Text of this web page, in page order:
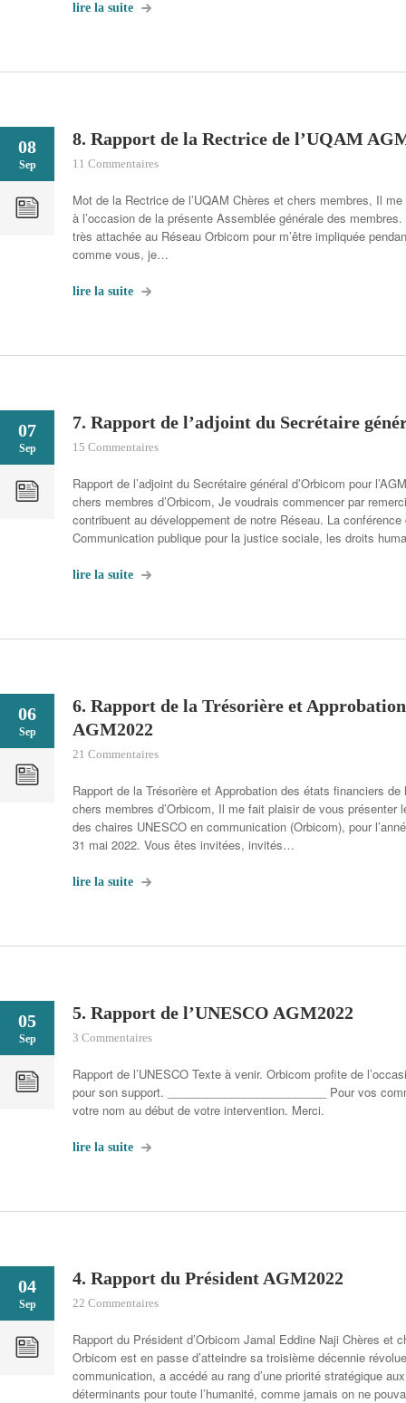
lire la suite
08
Sep
8. Rapport de la Rectrice de l’UQAM
11 Commentaires
Mot de la Rectrice de l’UQAM Chères et chers membres, Il
à l’occasion de la présente Assemblée générale des
très attachée au Réseau Orbicom pour m’être impliquée
comme vous, je…
lire la suite
07
Sep
7. Rapport de l’adjoint du Secrétaire
15 Commentaires
Rapport de l’adjoint du Secrétaire général d’Orbicom pour
chers membres d’Orbicom, Je voudrais commencer par
contribuent au développement de notre Réseau. La
Communication publique pour la justice sociale, les droits
lire la suite
06
Sep
6. Rapport de la Trésorière et
AGM2022
21 Commentaires
Rapport de la Trésorière et Approbation des états financiers de
chers membres d’Orbicom, Il me fait plaisir de vous présenter
des chaires UNESCO en communication (Orbicom), pour
31 mai 2022. Vous êtes invitées, invités…
lire la suite
05
Sep
5. Rapport de l’UNESCO AGM2022
3 Commentaires
Rapport de l’UNESCO Texte à venir. Orbicom profite de
pour son support. _________________________ Pour vos
votre nom au début de votre intervention. Merci.
lire la suite
04
Sep
4. Rapport du Président AGM2022
22 Commentaires
Rapport du Président d’Orbicom Jamal Eddine Naji Chères et
Orbicom est en passe d’atteindre sa troisième décennie
communication, a accédé au rang d’une priorité stratégique
déterminants pour toute l’humanité, comme jamais on ne